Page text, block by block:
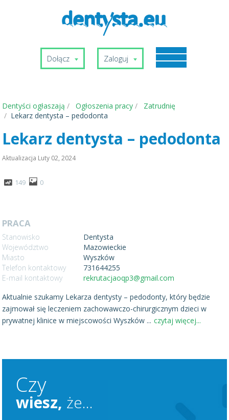
Dołącz Zaloguj
Dentyści ogłaszają Ogłoszenia pracy
Zatrudnię
Lekarz dentysta – pedodonta
Lekarz dentysta – pedodonta
Aktualizacja Luty 02, 2024
149 0
PRACA
Stanowisko
Dentysta
Województwo
Mazowieckie
Miasto
Wyszków
Telefon kontaktowy
731644255
E-mail kontaktowy
rekrutacjaoqp3@gmail.com
Aktualnie szukamy Lekarza dentysty – pedodonty, który będzie
zajmował się leczeniem zachowawczo-chirurgicznym dzieci w
prywatnej klinice w miejscowości Wyszków ... czytaj więcej...
Czy
wiesz, że...